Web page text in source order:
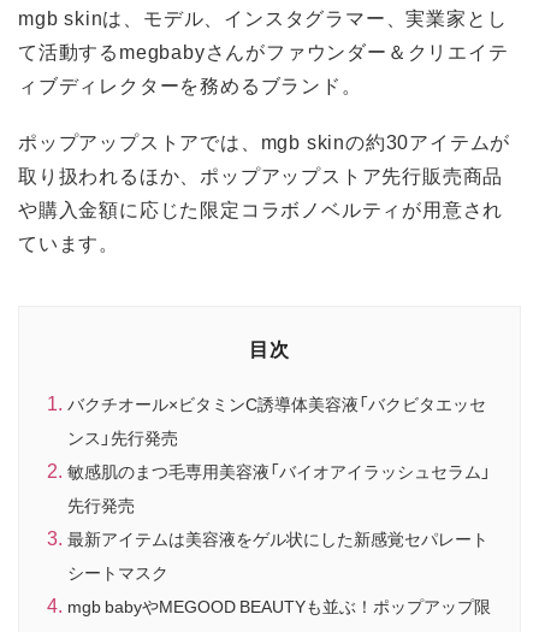
mgb skinは、モデル、インスタグラマー、実業家とし
て活動するmegbabyさんがファウンダー＆クリエイテ
ィブディレクターを務めるブランド。
ポップアップストアでは、mgb skinの約30アイテムが
取り扱われるほか、ポップアップストア先行販売商品
や購入金額に応じた限定コラボノベルティが用意され
ています。
目次
バクチオール×ビタミンC誘導体美容液「バクビタエッセ
ンス」先行発売
敏感肌のまつ毛専用美容液「バイオアイラッシュセラム」
先行発売
最新アイテムは美容液をゲル状にした新感覚セパレート
シートマスク
mgb babyやMEGOOD BEAUTYも並ぶ！ポップアップ限